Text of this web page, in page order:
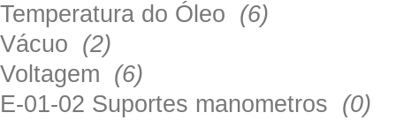
Temperatura do Óleo (6)
Vácuo (2)
Voltagem (6)
E-01-02 Suportes manometros (0)